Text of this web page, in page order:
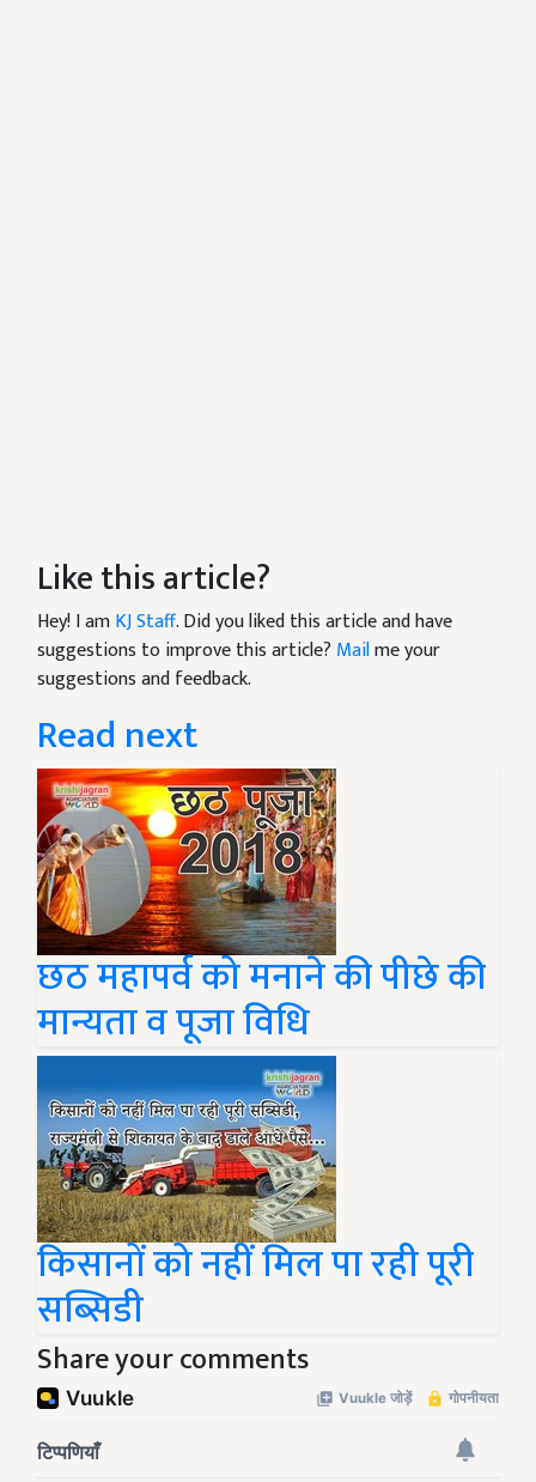
Like this article?
Hey! I amKJ Staff. Did you liked this article and have
suggestions to improve this article? Mailme your
suggestions and feedback.
Read next
छठ महापर्व को मनाने की पीछे की
मान्यता व पूजा विधि
किसानों को नहीं मिल पा रही पूरी
सब्सिडी
Share your comments